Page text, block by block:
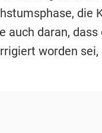
die
auch daran,
worden